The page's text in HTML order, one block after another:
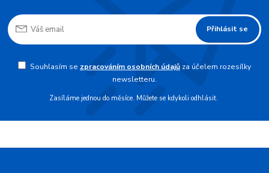
Přihlásit se
Souhlasím se zpracováním osobních údajůza účelem rozesílky
newsletteru.
Zasíláme jednou do měsíce. Můžete se kdykoli odhlásit.